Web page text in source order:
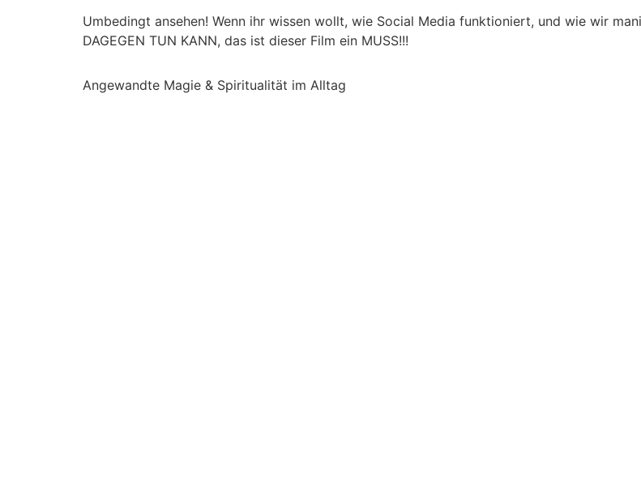
Umbedingt ansehen! Wenn ihr wissen wollt, wie Social Media funktioniert, und wie wir
DAGEGEN TUN KANN, das ist dieser Film ein MUSS!!!
Angewandte Magie & Spiritualität im Alltag